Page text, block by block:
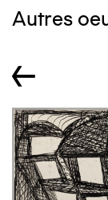
Autres
←